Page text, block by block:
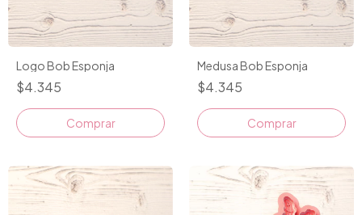
Logo Bob Esponja
$4.345
Comprar
Medusa Bob Esponja
$4.345
Comprar